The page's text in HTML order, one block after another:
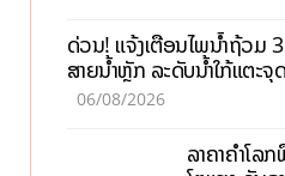
ນໍ້າມັນແພງ
ດ່ວນ! ແຈ້ງເຕືອນໄພນໍ້າຖ້ວມ 3
ສາຍນໍ້າຫຼັກ ລະດັບນໍ້າໃກ້ແຕະຈຸດ
ອັນຕະລາຍ
06/08/2026
ລາຄາຄຳໂລ